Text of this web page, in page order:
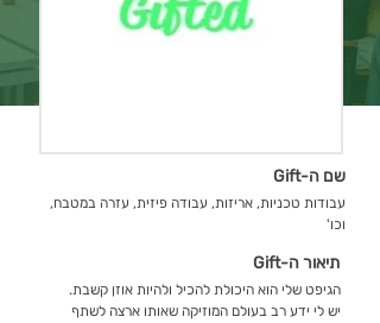
שם ה-Gift
עבודות טכניות, אריזות, עבודה פיזית, עזרה במטבח,
וכו'
תיאור ה-Gift
הגיפט שלי הוא היכולת להכיל ולהיות אוזן קשבת.
יש לי ידע רב בעולם המוזיקה שאותו ארצה לשתף